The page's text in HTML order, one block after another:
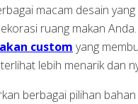
macam desain
ruang makan Anda.
custom yang
lebih menarik dan
berbagai pilihan bahan